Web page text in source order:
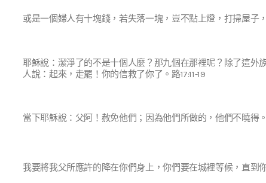
或是一個婦人有十塊錢，若失落一塊，豈不點上燈，打掃屋子
耶穌說：潔淨了的不是十個人麼？那九個在那裡呢？除了這外
人說：起來，走罷！你的信救了你了。路17:11-19
當下耶穌說：父阿！赦免他們；因為他們所做的，他們不曉得
我要將我父所應許的降在你們身上，你們要在城裡等候，直到